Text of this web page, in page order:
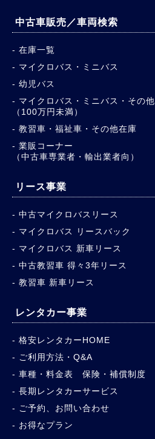
中古車販売／車両検索
在庫一覧
マイクロバス・ミニバス
幼児バス
マイクロバス・ミニバス・その他
（100万円未満）
教習車・福祉車・その他在庫
業販コーナー
（中古車専業者・輸出業者向）
リース事業
中古マイクロバスリース
マイクロバス リースバック
マイクロバス 新車リース
中古教習車 得々3年リース
教習車 新車リース
レンタカー事業
格安レンタカーHOME
ご利用方法・Q&A
車種・料金表 保険・補償制度
長期レンタカーサービス
ご予約、お問い合わせ
お得なプラン